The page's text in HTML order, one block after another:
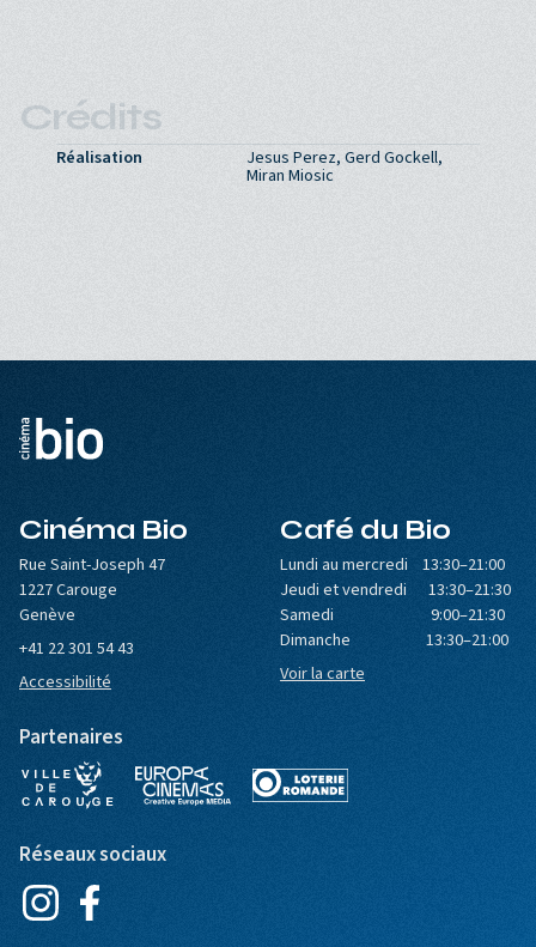
Crédits
Réalisation Jesus Perez, Gerd Gockell,
Miran Miosic
Cinéma Bio
Rue Saint-Joseph 47
1227 Carouge
Genève
+41 22 301 54 43
Accessibilité
Café du Bio
Lundi au mercredi 13:30–21:00
Jeudi et vendredi 13:30–21:30
Samedi 9:00–21:30
Dimanche 13:30–21:00
Voir la carte
Partenaires
Réseaux sociaux